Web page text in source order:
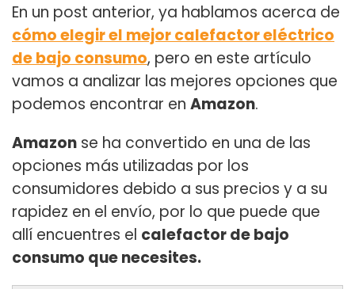
En un post anterior, ya hablamos acerca de
cómo elegir el mejor calefactor eléctrico
de bajo consumo, pero en este artículo
vamos a analizar las mejores opciones que
podemos encontrar en Amazon.
Amazon se ha convertido en una de las
opciones más utilizadas por los
consumidores debido a sus precios y a su
rapidez en el envío, por lo que puede que
allí encuentres el calefactor de bajo
consumo que necesites.